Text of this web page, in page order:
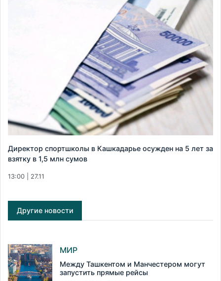
Директор спортшколы в Кашкадарье осужден на 5 лет за
взятку в 1,5 млн сумов
13:00 | 27.11
Другие новости
МИР
Между Ташкентом и Манчестером могут
запустить прямые рейсы